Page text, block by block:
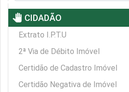
pan_tool CIDADÃO
Extrato I.P.T.U
2ª Via de Débito Imóvel
Certidão de Cadastro Imóvel
Certidão Negativa de Imóvel